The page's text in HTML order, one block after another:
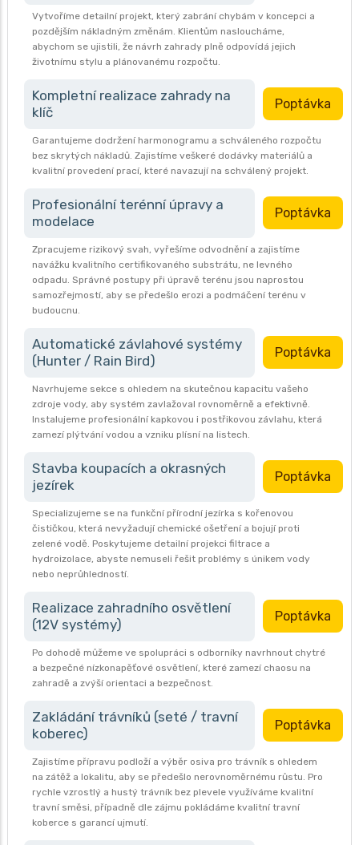
Vytvoříme detailní projekt, který zabrání chybám v koncepci a
pozdějším nákladným změnám. Klientům nasloucháme,
abychom se ujistili, že návrh zahrady plně odpovídá jejich
životnímu stylu a plánovanému rozpočtu.
Kompletní realizace zahrady na
klíč
Poptávka
Garantujeme dodržení harmonogramu a schváleného rozpočtu
bez skrytých nákladů. Zajistíme veškeré dodávky materiálů a
kvalitní provedení prací, které navazují na schválený projekt.
Profesionální terénní úpravy a
modelace
Poptávka
Zpracujeme rizikový svah, vyřešíme odvodnění a zajistíme
navážku kvalitního certifikovaného substrátu, ne levného
odpadu. Správné postupy při úpravě terénu jsou naprostou
samozřejmostí, aby se předešlo erozi a podmáčení terénu v
budoucnu.
Automatické závlahové systémy
(Hunter / Rain Bird)
Poptávka
Navrhujeme sekce s ohledem na skutečnou kapacitu vašeho
zdroje vody, aby systém zavlažoval rovnoměrně a efektivně.
Instalujeme profesionální kapkovou i postřikovou závlahu, která
zamezí plýtvání vodou a vzniku plísní na listech.
Stavba koupacích a okrasných
jezírek
Poptávka
Specializujeme se na funkční přírodní jezírka s kořenovou
čističkou, která nevyžadují chemické ošetření a bojují proti
zelené vodě. Poskytujeme detailní projekci filtrace a
hydroizolace, abyste nemuseli řešit problémy s únikem vody
nebo neprůhledností.
Realizace zahradního osvětlení
(12V systémy)
Poptávka
Po dohodě můžeme ve spolupráci s odborníky navrhnout chytré
a bezpečné nízkonapěťové osvětlení, které zamezí chaosu na
zahradě a zvýší orientaci a bezpečnost.
Zakládání trávníků (seté / travní
koberec)
Poptávka
Zajistíme přípravu podloží a výběr osiva pro trávník s ohledem
na zátěž a lokalitu, aby se předešlo nerovnoměrnému růstu. Pro
rychle vzrostlý a hustý trávník bez plevele využíváme kvalitní
travní směsi, případně dle zájmu pokládáme kvalitní travní
koberce s garancí ujmutí.